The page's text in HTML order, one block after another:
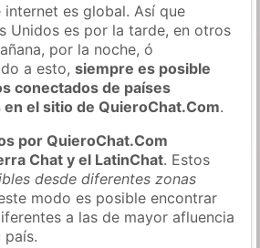
internet es global. Así que
Unidos es por la tarde, en otros
por la noche, ó
a esto,siempre es posible
conectados de países
el sitio de QuieroChat.Com.
por QuieroChat.Com
Chat y el LatinChat. Estos
desde diferentes zonas
modo es posible encontrar
a las de mayor afluencia
país.